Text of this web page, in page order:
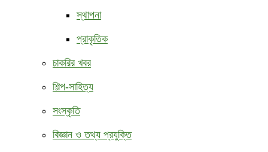
স্থাপনা
প্রাকৃতিক
চাকরির খবর
শিল্প-সাহিত্য
সংস্কৃতি
বিজ্ঞান ও তথ্য প্রযুক্তি